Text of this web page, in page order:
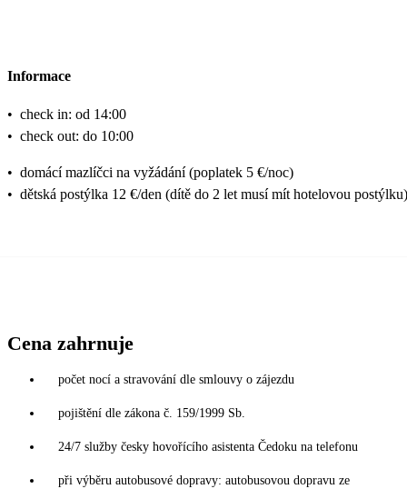
Informace
• check in: od 14:00
• check out: do 10:00
• domácí mazlíčci na vyžádání (poplatek 5 €/noc)
• dětská postýlka 12 €/den (dítě do 2 let musí mít hotelovou postýlku)
Cena zahrnuje
počet nocí a stravování dle smlouvy o zájezdu
pojištění dle zákona č. 159/1999 Sb.
24/7 služby česky hovořícího asistenta Čedoku na telefonu
při výběru autobusové dopravy: autobusovou dopravu ze